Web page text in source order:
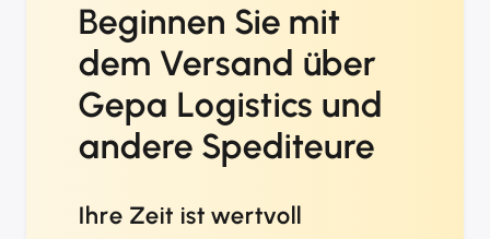
Beginnen Sie mit
dem Versand über
Gepa Logistics und
andere Spediteure
Ihre Zeit ist wertvoll